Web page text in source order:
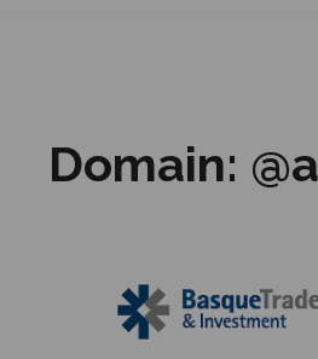
Domain: